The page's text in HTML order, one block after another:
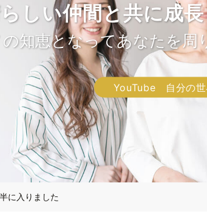
Welcome to ARK
Ready to
YouTube 自分の世
しい仲間と共に成
知恵となってあなたを
YouTube 自分の世
あなたらしい
・体』の“心”を整えて自
YouTube 自分の世
大きな目標
DO HAVE の“BE”を見つ
YouTube 自分の世
突出したリーダ
的な成果を上げるチーム
YouTube 自分の世
に入りました